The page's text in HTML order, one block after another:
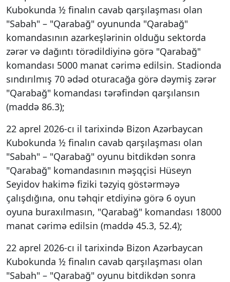
Kubokunda ½ finalın cavab qarşılaşması olan
"Sabah" – "Qarabağ" oyununda "Qarabağ"
komandasının azarkeşlərinin olduğu sektorda
zərər və dağıntı törədildiyinə görə "Qarabağ"
komandası 5000 manat cərimə edilsin. Stadionda
sındırılmış 70 ədəd oturacağa görə dəymiş zərər
"Qarabağ" komandası tərəfindən qarşılansın
(maddə 86.3);
22 aprel 2026-cı il tarixində Bizon Azərbaycan
Kubokunda ½ finalın cavab qarşılaşması olan
"Sabah" – "Qarabağ" oyunu bitdikdən sonra
"Qarabağ" komandasının məşqçisi Hüseyn
Seyidov hakimə fiziki təzyiq göstərməyə
çalışdığına, onu təhqir etdiyinə görə 6 oyun
oyuna buraxılmasın, "Qarabağ" komandası 18000
manat cərimə edilsin (maddə 45.3, 52.4);
22 aprel 2026-cı il tarixində Bizon Azərbaycan
Kubokunda ½ finalın cavab qarşılaşması olan
"Sabah" – "Qarabağ" oyunu bitdikdən sonra